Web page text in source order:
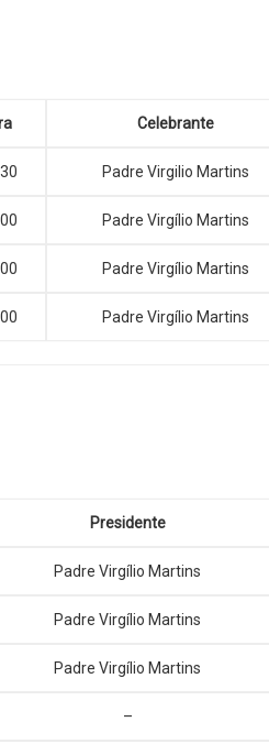
Celebrante
Padre Virgilio Martins
Padre Virgílio Martins
Padre Virgílio Martins
Padre Virgílio Martins
Presidente
Padre Virgílio Martins
Padre Virgílio Martins
Padre Virgílio Martins
–